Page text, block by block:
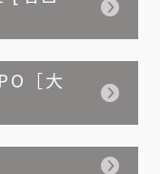
［大